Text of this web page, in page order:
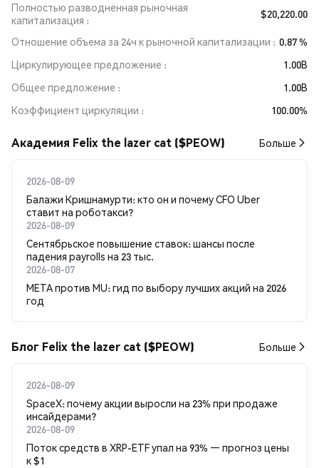
Полностью разводнённая рыночная
капитализация
$20,220.00
Отношение объема за 24ч к рыночной капитализации
0.87 %
Циркулирующее предложение
1.00B
Общее предложение
1.00B
Коэффициент циркуляции
100.00%
Академия Felix the lazer cat ($PEOW) Больше
2026-08-09
Балажи Кришнамурти: кто он и почему CFO Uber
ставит на роботакси?
2026-08-09
Сентябрьское повышение ставок: шансы после
падения payrolls на 23 тыс.
2026-08-07
META против MU: гид по выбору лучших акций на 2026
год
Блог Felix the lazer cat ($PEOW) Больше
2026-08-09
SpaceX: почему акции выросли на 23% при продаже
инсайдерами?
2026-08-09
Поток средств в XRP-ETF упал на 93% — прогноз цены
к $1